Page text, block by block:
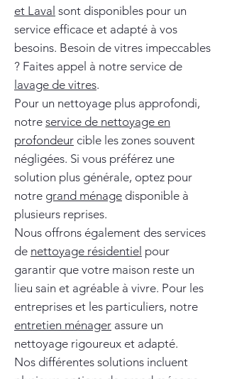
et Laval sont disponibles pour un
service efficace et adapté à vos
besoins. Besoin de vitres impeccables
? Faites appel à notre service de
lavage de vitres.
Pour un nettoyage plus approfondi,
notre service de nettoyage en
profondeur cible les zones souvent
négligées. Si vous préférez une
solution plus générale, optez pour
notre grand ménage disponible à
plusieurs reprises.
Nous offrons également des services
de nettoyage résidentiel pour
garantir que votre maison reste un
lieu sain et agréable à vivre. Pour les
entreprises et les particuliers, notre
entretien ménager assure un
nettoyage rigoureux et adapté.
Nos différentes solutions incluent